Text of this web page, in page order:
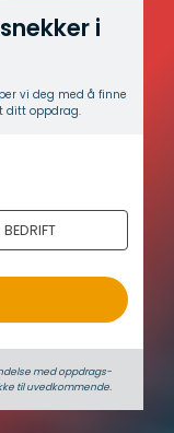
i
vi deg med å finne
ditt oppdrag.
BEDRIFT
med oppdrags­
til uvedkommende.